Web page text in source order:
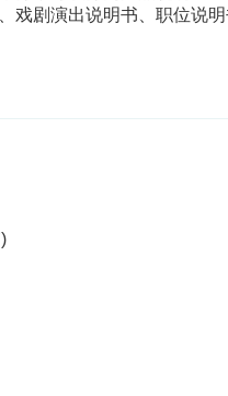
戏剧演出说明书、职位说